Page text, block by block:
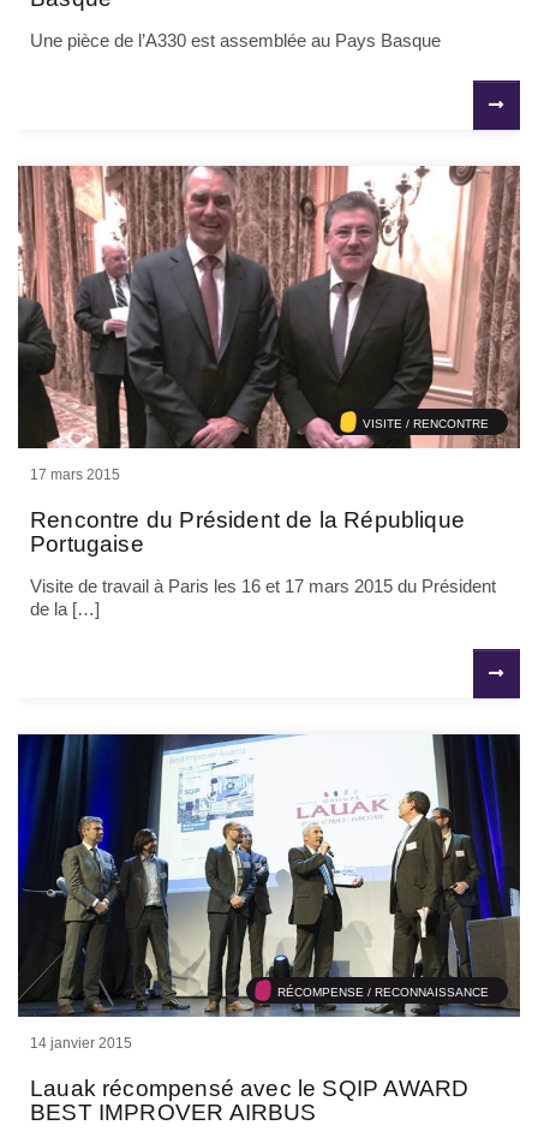
Une pièce de l’A330 est assemblée au Pays Basque
VISITE / RENCONTRE
17 mars 2015
Rencontre du Président de la République
Portugaise
Visite de travail à Paris les 16 et 17 mars 2015 du Président
de la […]
RÉCOMPENSE / RECONNAISSANCE
14 janvier 2015
Lauak récompensé avec le SQIP AWARD
BEST IMPROVER AIRBUS